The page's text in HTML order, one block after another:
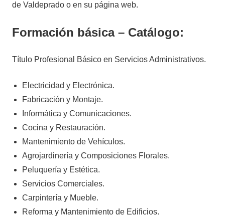
de Valdeprado o en su página web.
Formación básica – Catálogo:
Título Profesional Básico en Servicios Administrativos.
Electricidad y Electrónica.
Fabricación y Montaje.
Informática y Comunicaciones.
Cocina y Restauración.
Mantenimiento de Vehículos.
Agrojardinería y Composiciones Florales.
Peluquería y Estética.
Servicios Comerciales.
Carpintería y Mueble.
Reforma y Mantenimiento de Edificios.